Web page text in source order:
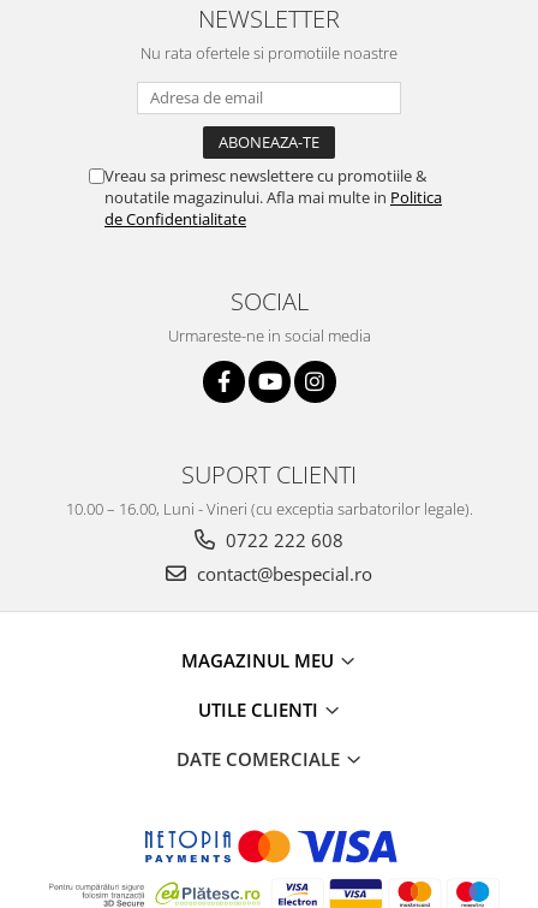
NEWSLETTER
Nu rata ofertele si promotiile noastre
Vreau sa primesc newslettere cu promotiile &
noutatile magazinului. Afla mai multe in Politica
de Confidentialitate
SOCIAL
Urmareste-ne in social media
SUPORT CLIENTI
10.00 – 16.00, Luni - Vineri (cu exceptia sarbatorilor legale).
0722 222 608
contact@bespecial.ro
MAGAZINUL MEU
UTILE CLIENTI
DATE COMERCIALE